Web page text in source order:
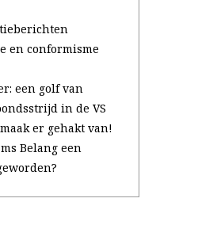
en conformisme
een golf van
in de VS
er gehakt van!
Belang een